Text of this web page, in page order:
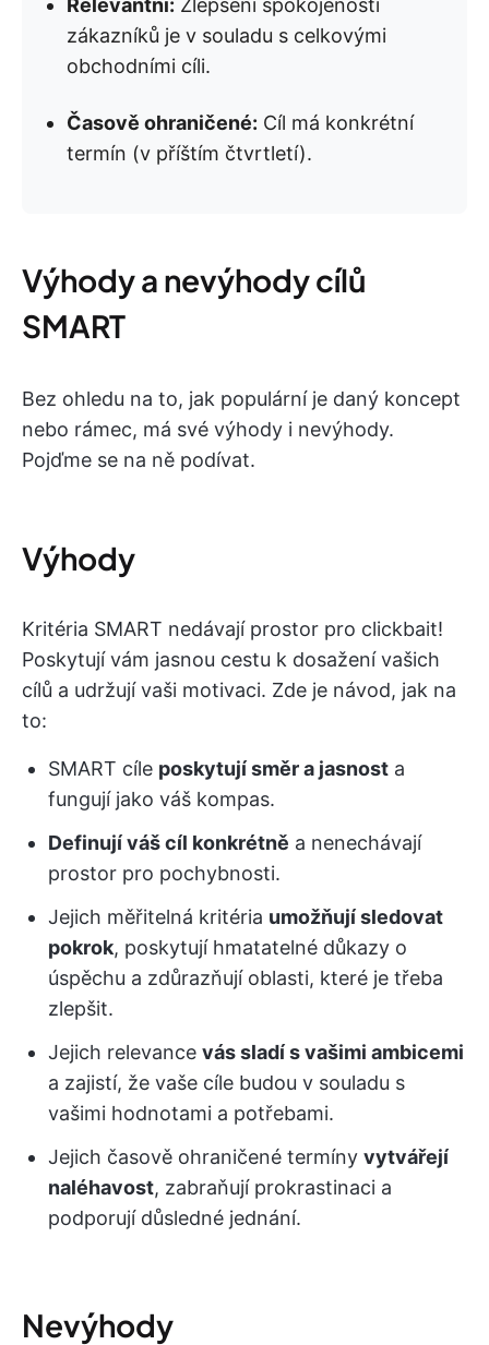
Relevantní: Zlepšení spokojenosti
zákazníků je v souladu s celkovými
obchodními cíli.
Časově ohraničené: Cíl má konkrétní
termín (v příštím čtvrtletí).
Výhody a nevýhody cílů
SMART
Bez ohledu na to, jak populární je daný koncept
nebo rámec, má své výhody i nevýhody.
Pojďme se na ně podívat.
Výhody
Kritéria SMART nedávají prostor pro clickbait!
Poskytují vám jasnou cestu k dosažení vašich
cílů a udržují vaši motivaci. Zde je návod, jak na
to:
SMART cíle poskytují směr a jasnost a
fungují jako váš kompas.
Definují váš cíl konkrétně a nenechávají
prostor pro pochybnosti.
Jejich měřitelná kritéria umožňují sledovat
pokrok, poskytují hmatatelné důkazy o
úspěchu a zdůrazňují oblasti, které je třeba
zlepšit.
Jejich relevance vás sladí s vašimi ambicemi
a zajistí, že vaše cíle budou v souladu s
vašimi hodnotami a potřebami.
Jejich časově ohraničené termíny vytvářejí
naléhavost, zabraňují prokrastinaci a
podporují důsledné jednání.
Nevýhody